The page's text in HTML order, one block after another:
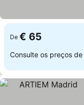
De € 65
Consulte os preços de